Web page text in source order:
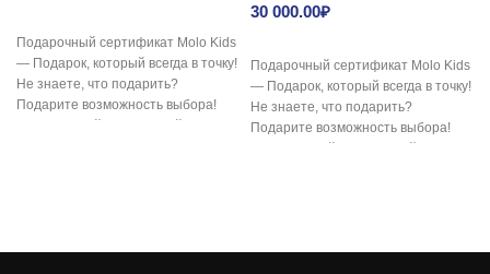
Подарочный сертификат Molo Kids
— Подарок, который всегда в точку!
Не знаете, что подарить?
Подарите возможность выбора!
30 000.00₽
Подарочный сертификат Molo Kids
— Подарок, который всегда в точку!
Не знаете, что подарить?
Подарите возможность выбора!